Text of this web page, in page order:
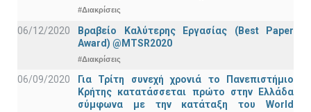
#Διακρίσεις
06/12/2020
Βραβείο Καλύτερης Εργασίας (Best Paper
Award) @MTSR2020
#Διακρίσεις
06/09/2020
Για Τρίτη συνεχή χρονιά το Πανεπιστήμιο
Κρήτης κατατάσσεται πρώτο στην Ελλάδα
σύμφωνα με την κατάταξη του World